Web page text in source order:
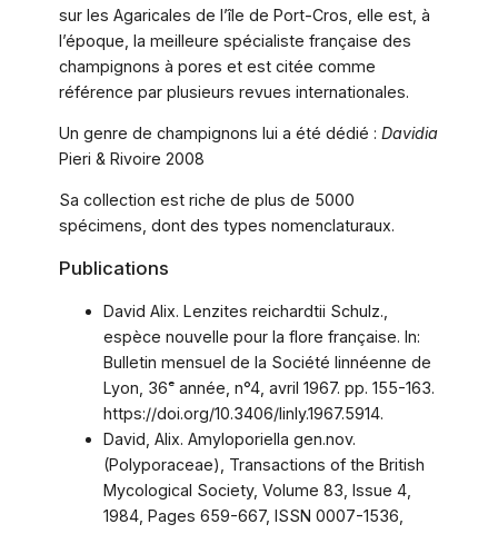
sur les Agaricales de l’île de Port-Cros, elle est, à
l’époque, la meilleure spécialiste française des
champignons à pores et est citée comme
référence par plusieurs revues internationales.
Un genre de champignons lui a été dédié : Davidia
Pieri & Rivoire 2008
Sa collection est riche de plus de 5000
spécimens, dont des types nomenclaturaux.
Publications
David Alix. Lenzites reichardtii Schulz.,
espèce nouvelle pour la flore française. In:
Bulletin mensuel de la Société linnéenne de
Lyon, 36ᵉ année, n°4, avril 1967. pp. 155-163.
https://doi.org/10.3406/linly.1967.5914.
David, Alix. Amyloporiella gen.nov.
(Polyporaceae), Transactions of the British
Mycological Society, Volume 83, Issue 4,
1984, Pages 659-667, ISSN 0007-1536,